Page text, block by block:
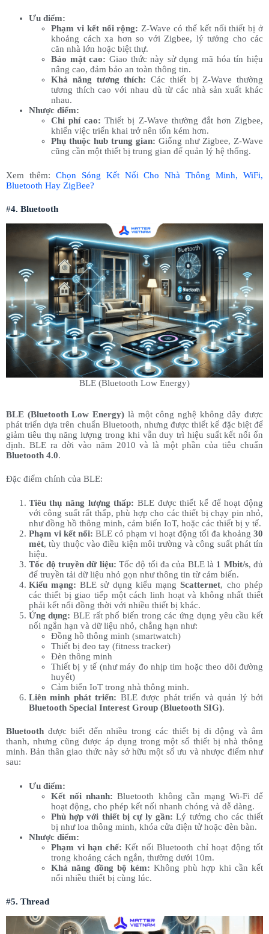
Ưu điểm:
Phạm vi kết nối rộng: Z-Wave có thể kết nối thiết bị ở
khoảng cách xa hơn so với Zigbee, lý tưởng cho các
căn nhà lớn hoặc biệt thự.
Bảo mật cao: Giao thức này sử dụng mã hóa tín hiệu
nâng cao, đảm bảo an toàn thông tin.
Khả năng tương thích: Các thiết bị Z-Wave thường
tương thích cao với nhau dù từ các nhà sản xuất khác
nhau.
Nhược điểm:
Chi phí cao: Thiết bị Z-Wave thường đắt hơn Zigbee,
khiến việc triển khai trở nên tốn kém hơn.
Phụ thuộc hub trung gian: Giống như Zigbee, Z-Wave
cũng cần một thiết bị trung gian để quản lý hệ thống.
Xem thêm: Chọn Sóng Kết Nối Cho Nhà Thông Minh, WiFi,
Bluetooth Hay ZigBee?
#4. Bluetooth
BLE (Bluetooth Low Energy)
BLE (Bluetooth Low Energy) là một công nghệ không dây được
phát triển dựa trên chuẩn Bluetooth, nhưng được thiết kế đặc biệt để
giảm tiêu thụ năng lượng trong khi vẫn duy trì hiệu suất kết nối ổn
định. BLE ra đời vào năm 2010 và là một phần của tiêu chuẩn
Bluetooth 4.0.
Đặc điểm chính của BLE:
Tiêu thụ năng lượng thấp: BLE được thiết kế để hoạt động
với công suất rất thấp, phù hợp cho các thiết bị chạy pin nhỏ,
như đồng hồ thông minh, cảm biến IoT, hoặc các thiết bị y tế.
Phạm vi kết nối: BLE có phạm vi hoạt động tối đa khoảng30
mét, tùy thuộc vào điều kiện môi trường và công suất phát tín
hiệu.
Tốc độ truyền dữ liệu: Tốc độ tối đa của BLE là 1 Mbit/s, đủ
để truyền tải dữ liệu nhỏ gọn như thông tin từ cảm biến.
Kiểu mạng: BLE sử dụng kiểu mạngScatternet, cho phép
các thiết bị giao tiếp một cách linh hoạt và không nhất thiết
phải kết nối đồng thời với nhiều thiết bị khác.
Ứng dụng: BLE rất phổ biến trong các ứng dụng yêu cầu kết
nối ngắn hạn và dữ liệu nhỏ, chẳng hạn như:
Đồng hồ thông minh (smartwatch)
Thiết bị đeo tay (fitness tracker)
Đèn thông minh
Thiết bị y tế (như máy đo nhịp tim hoặc theo dõi đường
huyết)
Cảm biến IoT trong nhà thông minh.
Liên minh phát triển: BLE được phát triển và quản lý bởi
Bluetooth Special Interest Group (Bluetooth SIG).
Bluetooth được biết đến nhiều trong các thiết bị di động và âm
thanh, nhưng cũng được áp dụng trong một số thiết bị nhà thông
minh. Bản thân giao thức này sở hữu một số ưu và nhược điểm như
sau:
Ưu điểm:
Kết nối nhanh: Bluetooth không cần mạng Wi-Fi để
hoạt động, cho phép kết nối nhanh chóng và dễ dàng.
Phù hợp với thiết bị cự ly gần: Lý tưởng cho các thiết
bị như loa thông minh, khóa cửa điện tử hoặc đèn bàn.
Nhược điểm:
Phạm vi hạn chế: Kết nối Bluetooth chỉ hoạt động tốt
trong khoảng cách ngắn, thường dưới 10m.
Khả năng đồng bộ kém: Không phù hợp khi cần kết
nối nhiều thiết bị cùng lúc.
#5. Thread